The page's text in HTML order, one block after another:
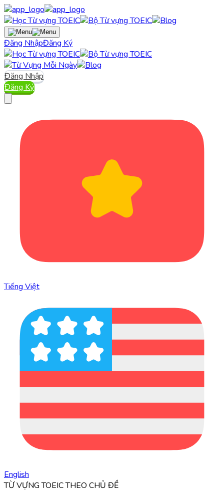
Đăng NhậpĐăng Ký
Đăng Nhập
Đăng Ký
Tiếng Việt
English
TỪ VỰNG TOEIC THEO CHỦ ĐỀ